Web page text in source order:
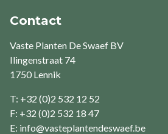
Contact
Vaste Planten De Swaef BV
Ilingenstraat 74
1750 Lennik
T: +32 (0)2 532 12 52
F: +32 (0)2 532 18 47
E: info@vasteplantendeswaef.be